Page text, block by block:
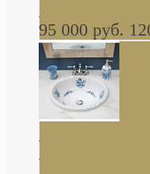
навесное
95 000 руб.
Decorated
встраиваемая